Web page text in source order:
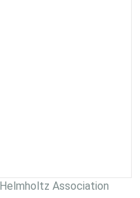
Association